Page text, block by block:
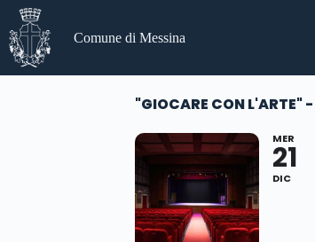
Salta
contenuto
Comune di Messina
"GIOCARE CON L'ARTE"
MER
21
DIC